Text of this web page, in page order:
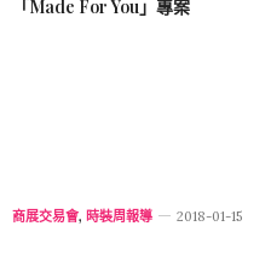
「Made For You」專案
商展交易會, 時裝周報導 2018-01-15